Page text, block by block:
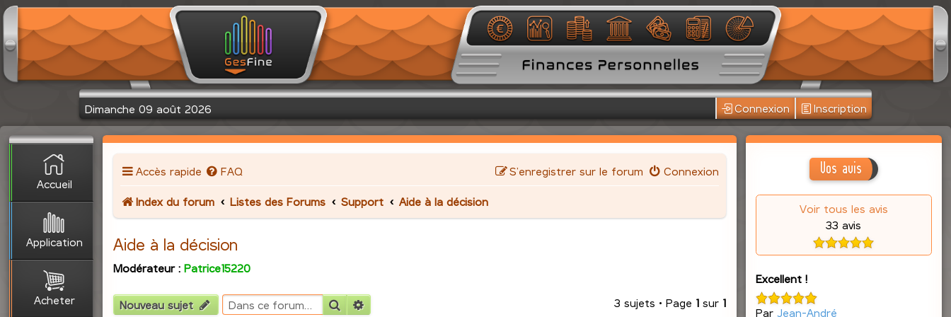
Dimanche 09 août 2026 Connexion Inscription
Accueil
Application
Acheter
Accès rapide FAQ Connexion
S’enregistrer sur le forum
Index du forum Listes des Forums Support Aide à la décision
Aide à la décision
Modérateur : Patrice15220
Nouveau sujet Rechercher 3 sujets • Page 1sur 1
Vos avis
Voir tous les avis
33 avis
Excellent !
Par Jean-André